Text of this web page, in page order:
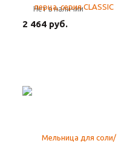
Нет в наличии
2 464 руб.